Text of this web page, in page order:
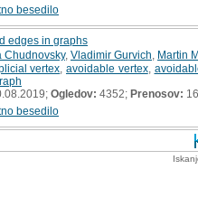
besedilo
edges in graphs
Chudnovsky, Vladimir Gurvich Martin
vertex avoidable vertex,
Ogledov: 4352; Prenosov:
besedilo